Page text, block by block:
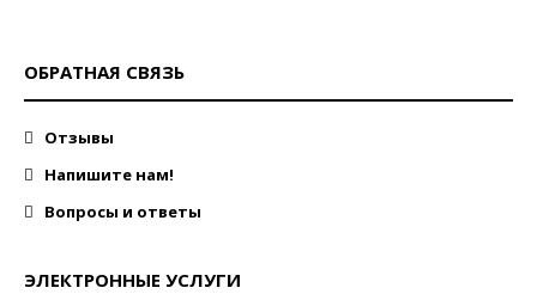
ОБРАТНАЯ СВЯЗЬ
Отзывы
Напишите нам!
Вопросы и ответы
ЭЛЕКТРОННЫЕ УСЛУГИ